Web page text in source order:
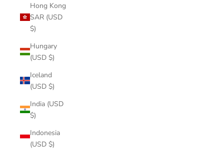
Hong Kong
SAR (USD
$)
Hungary
(USD $)
Iceland
(USD $)
India (USD
$)
Indonesia
(USD $)